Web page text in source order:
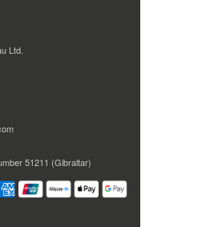
Ltd.
51211 (Gibraltar)